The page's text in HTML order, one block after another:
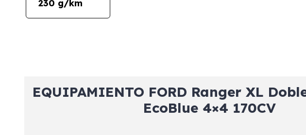
230 g/km
EQUIPAMIENTO FORD Ranger XL
EcoBlue 4×4 170CV